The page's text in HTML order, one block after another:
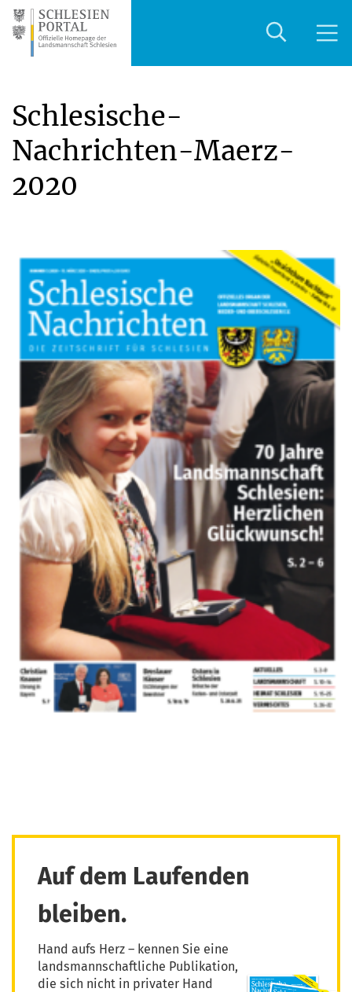
Schlesische-
Nachrichten-Maerz-
2020
Auf dem Laufenden
bleiben.
Hand aufs Herz – kennen Sie eine
landsmannschaftliche Publikation,
die sich nicht in privater Hand